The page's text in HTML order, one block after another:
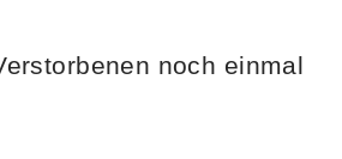
noch einmal